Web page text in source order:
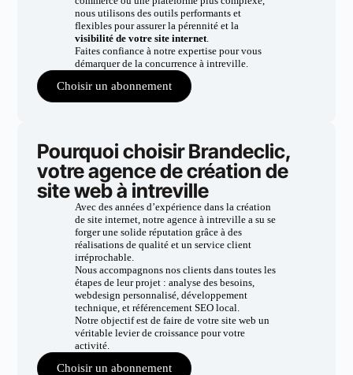
nous utilisons des outils performants et
flexibles pour assurer la pérennité et la
visibilité de votre site internet.
Faites confiance à notre expertise pour vous
démarquer de la concurrence à intreville.
Choisir un abonnement
Pourquoi choisir Brandeclic,
votre agence de création de
site web à intreville
Avec des années d’expérience dans la création
de site internet, notre agence à intreville a su se
forger une solide réputation grâce à des
réalisations de qualité et un service client
irréprochable.
Nous accompagnons nos clients dans toutes les
étapes de leur projet : analyse des besoins,
webdesign personnalisé, développement
technique, et référencement SEO local.
Notre objectif est de faire de votre site web un
véritable levier de croissance pour votre
activité.
Choisir un abonnement